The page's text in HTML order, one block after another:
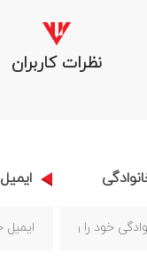
نظرات کاربران
ایمیل